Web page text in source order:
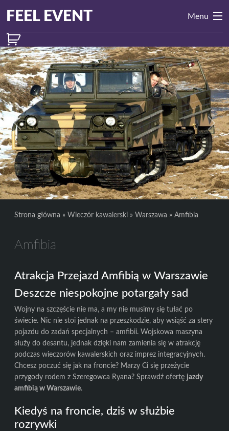
Main
Navigation
FEEL EVENT Menu
Previous Next
Strona główna » Wieczór kawalerski » Warszawa » Amfibia
Amfibia
Atrakcja Przejazd Amfibią w Warszawie
Deszcze niespokojne potargały sad
Wojny na szczęście nie ma, a my nie musimy się tułać po
świecie. Nic nie stoi jednak na przeszkodzie, aby wsiąść za stery
pojazdu do zadań specjalnych – amfibii. Wojskowa maszyna
służy do desantu, jednak dzięki nam zamienia się w atrakcję
podczas wieczorów kawalerskich oraz imprez integracyjnych.
Chcesz poczuć się jak na froncie? Marzy Ci się przeżycie
przygody rodem z Szeregowca Ryana? Sprawdź ofertę jazdy
amfibią w Warszawie.
Kiedyś na froncie, dziś w służbie
rozrywki